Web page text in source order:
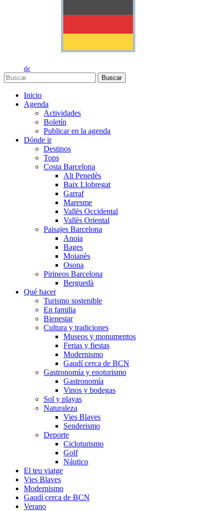
de
Buscar
Inicio
Agenda
Actividades
Boletín
Publicar en la agenda
Dónde ir
Destinos
Tops
Costa Barcelona
Alt Penedès
Baix Llobregat
Garraf
Maresme
Vallès Occidental
Vallès Oriental
Paisajes Barcelona
Anoia
Bages
Moianès
Osona
Pirineos Barcelona
Berguedà
Qué hacer
Turismo sostenible
En familia
Bienestar
Cultura y tradiciones
Museos y monumentos
Ferias y fiestas
Modernismo
Gaudí cerca de BCN
Gastronomía y enoturismo
Gastronomía
Vinos y bodegas
Sol y playas
Naturaleza
Vies Blaves
Senderismo
Deporte
Cicloturismo
Golf
Náutico
El teu viatge
Vies Blaves
Modernismo
Gaudí cerca de BCN
Verano